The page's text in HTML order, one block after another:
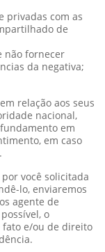
privadas com as
de
não fornecer
da negativa;
relação aos seus
nacional,
em
em caso
você solicitada
lo, enviaremos
agente de
o
fato e/ou de direito